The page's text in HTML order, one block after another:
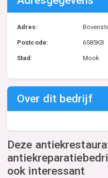
Adres:
Postcode: 6585KB
Stad: Mook
Over dit bedrijf
Deze
ook interessant